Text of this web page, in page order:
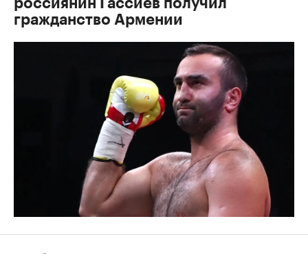
россиянин Гассиев получил
гражданство Армении